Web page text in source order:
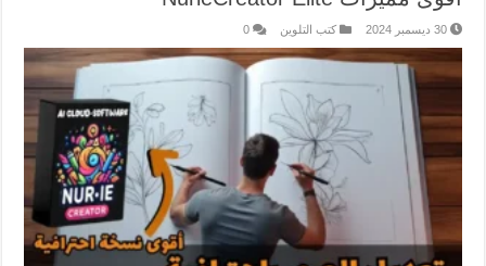
30 ديسمبر 2024 كتب التلوين 0